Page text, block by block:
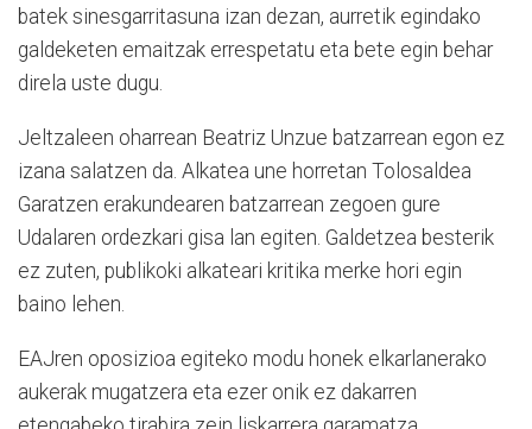
batek sinesgarritasuna izan dezan, aurretik egindako
galdeketen emaitzak errespetatu eta bete egin behar
direla uste dugu.
Jeltzaleen oharrean Beatriz Unzue batzarrean egon ez
izana salatzen da. Alkatea une horretan Tolosaldea
Garatzen erakundearen batzarrean zegoen gure
Udalaren ordezkari gisa lan egiten. Galdetzea besterik
ez zuten, publikoki alkateari kritika merke hori egin
baino lehen.
EAJren oposizioa egiteko modu honek elkarlanerako
aukerak mugatzera eta ezer onik ez dakarren